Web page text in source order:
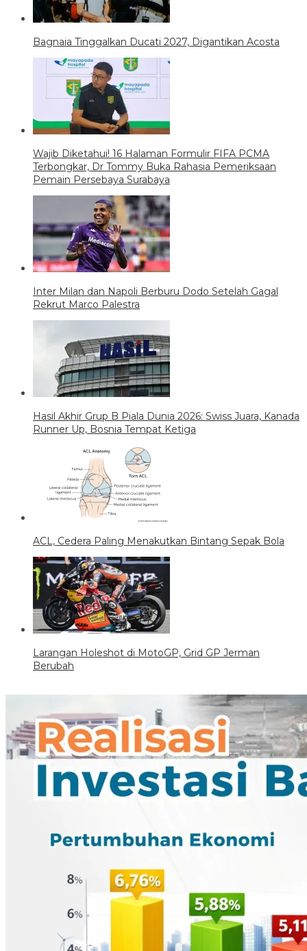
Bagnaia Tinggalkan Ducati 2027, Digantikan Acosta
Wajib Diketahui! 16 Halaman Formulir FIFA PCMA
Terbongkar, Dr Tommy Buka Rahasia Pemeriksaan
Pemain Persebaya Surabaya
Inter Milan dan Napoli Berburu Dodo Setelah Gagal
Rekrut Marco Palestra
Hasil Akhir Grup B Piala Dunia 2026: Swiss Juara, Kanada
Runner Up, Bosnia Tempat Ketiga
ACL, Cedera Paling Menakutkan Bintang Sepak Bola
Larangan Holeshot di MotoGP, Grid GP Jerman
Berubah